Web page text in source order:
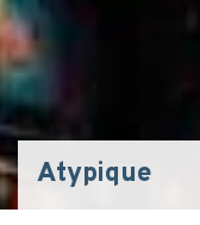
Atypique